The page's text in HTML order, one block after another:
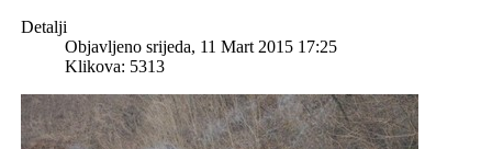
Detalji
Objavljeno srijeda, 11 Mart 2015 17:25
Klikova: 5313